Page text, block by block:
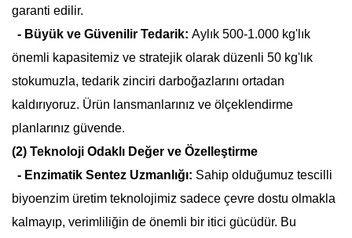
garanti edilir.
- Büyük ve Güvenilir Tedarik: Aylık 500-1.000 kg'lık
önemli kapasitemiz ve stratejik olarak düzenli 50 kg'lık
stokumuzla, tedarik zinciri darboğazlarını ortadan
kaldırıyoruz. Ürün lansmanlarınız ve ölçeklendirme
planlarınız güvende.
(2) Teknoloji Odaklı Değer ve Özelleştirme
- Enzimatik Sentez Uzmanlığı: Sahip olduğumuz tescilli
biyoenzim üretim teknolojimiz sadece çevre dostu olmakla
kalmayıp, verimliliğin de önemli bir itici gücüdür. Bu